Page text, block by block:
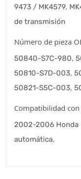
9473 / MK4579,
de transmisión
Número de pieza
50840-S7C-980,
50810-S7D-003,
50821-S5C-003,
Compatibilidad
2002-2006 Honda
automática.